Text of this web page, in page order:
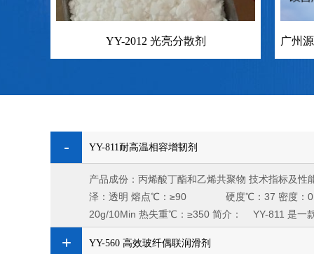
YY-2012 光亮分散剂
YY-811耐高温相容增韧剂
产品成份：丙烯酸丁酯和乙烯共聚物 技术指
泽：透明 熔点℃：≥90 硬度℃：37 密度
20g/10Min 热失重℃：≥350 简介： YY-811 是
YY-560 高效玻纤偶联润滑剂